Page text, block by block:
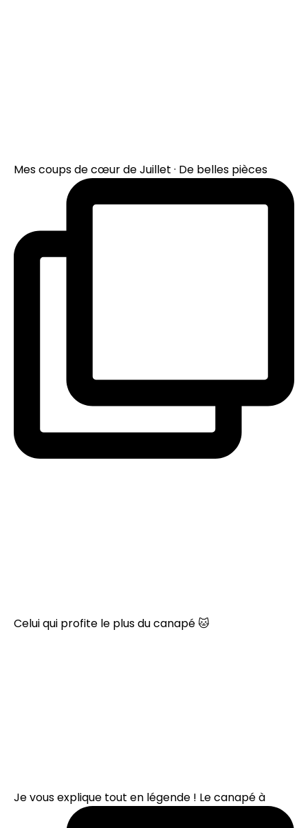
Mes coups de cœur de Juillet · De belles pièces
Celui qui profite le plus du canapé 🐱
Je vous explique tout en légende ! Le canapé à